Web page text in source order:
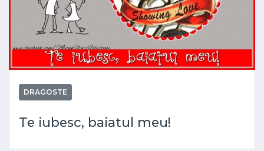
DRAGOSTE
Te iubesc, baiatul meu!